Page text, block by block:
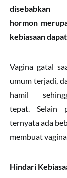
hormon
kebiasaan
Vagina gatal
umum terjadi,
hamil
tepat. Selain
ternyata ada
membuat
Hindari